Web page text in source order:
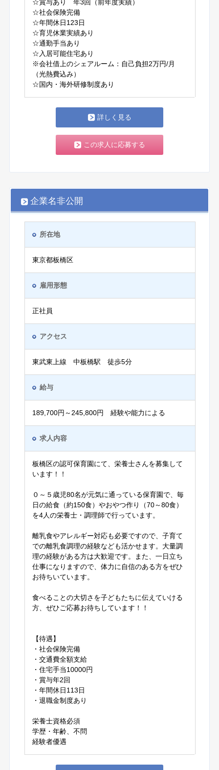
☆賞与あり 年3回（前年度実績）
☆社会保険完備
☆年間休日123日
☆育児休業実績あり
☆通勤手当あり
☆入居可能住宅あり
※会社借上のシェアルーム：自己負担2万円/月
（光熱費込み）
☆国内・海外研修制度あり
詳しく見る
この求人に応募する
企業名非公開
所在地
東京都板橋区
雇用形態
正社員
アクセス
東武東上線 中板橋駅 徒歩5分
給与
189,700円～245,800円 経験や能力による
求人内容
板橋区の認可保育園にて、栄養士さんを募集して
います！！
０～５歳児80名が元気に通っている保育園で、毎
日の給食（約150食）やおやつ作り（70～80食）
を4人の栄養士・調理師で行っています。
離乳食やアレルギー対応も必要ですので、子育て
での離乳食調理の経験なども活かせます。大量調
理の経験がある方は大歓迎です。また、一日立ち
仕事になりますので、体力に自信のある方をぜひ
お待ちいています。
食べることの大切さを子どもたちに伝えていける
方、ぜひご応募お待ちしています！！
【待遇】
・社会保険完備
・交通費全額支給
・住宅手当10000円
・賞与年2回
・年間休日113日
・退職金制度あり
栄養士資格必須
学歴・年齢、不問
経験者優遇